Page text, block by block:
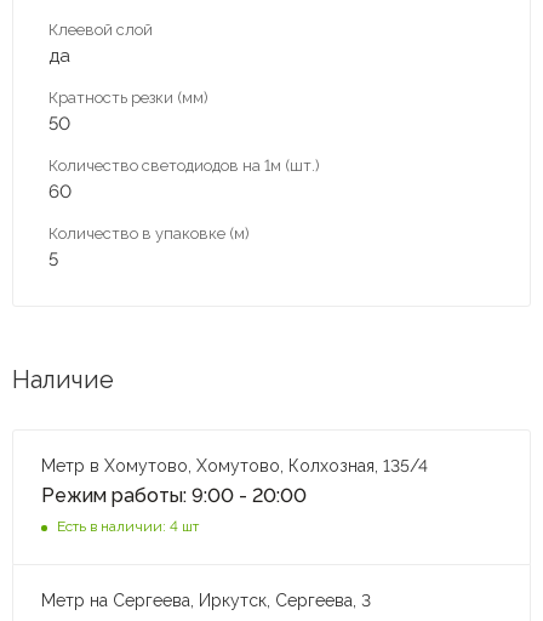
Клеевой слой
да
Кратность резки (мм)
50
Количество светодиодов на 1м (шт.)
60
Количество в упаковке (м)
5
Наличие
Метр в Хомутово, Хомутово, Колхозная, 135/4
Режим работы: 9:00 - 20:00
Есть в наличии: 4 шт
Метр на Сергеева, Иркутск, Сергеева, 3